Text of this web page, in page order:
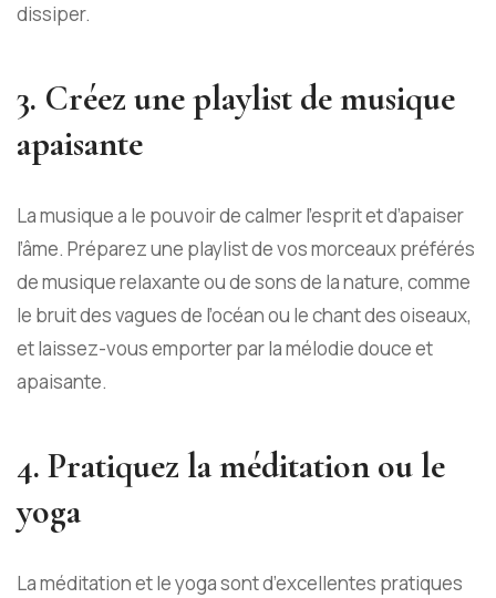
dissiper.
3. Créez une playlist de musique
apaisante
La musique a le pouvoir de calmer l’esprit et d’apaiser
l’âme. Préparez une playlist de vos morceaux préférés
de musique relaxante ou de sons de la nature, comme
le bruit des vagues de l’océan ou le chant des oiseaux,
et laissez-vous emporter par la mélodie douce et
apaisante.
4. Pratiquez la méditation ou le
yoga
La méditation et le yoga sont d’excellentes pratiques